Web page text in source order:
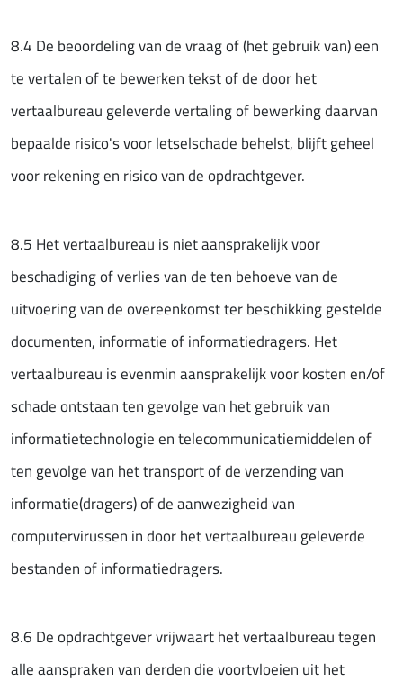
8.4 De beoordeling van de vraag of (het gebruik van) een
te vertalen of te bewerken tekst of de door het
vertaalbureau geleverde vertaling of bewerking daarvan
bepaalde risico's voor letselschade behelst, blijft geheel
voor rekening en risico van de opdrachtgever.
8.5 Het vertaalbureau is niet aansprakelijk voor
beschadiging of verlies van de ten behoeve van de
uitvoering van de overeenkomst ter beschikking gestelde
documenten, informatie of informatiedragers. Het
vertaalbureau is evenmin aansprakelijk voor kosten en/of
schade ontstaan ten gevolge van het gebruik van
informatietechnologie en telecommu­nicatiemiddelen of
ten gevolge van het transport of de verzending van
informatie(dragers) of de aanwezigheid van
computervirussen in door het vertaalbureau geleverde
bestanden of informatiedragers.
8.6 De opdrachtgever vrijwaart het vertaalbureau tegen
alle aanspraken van derden die voortvloeien uit het